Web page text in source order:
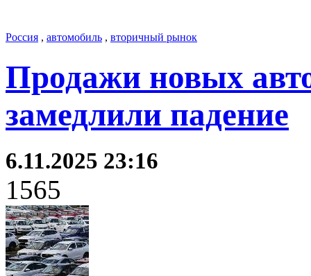
Россия , автомобиль , вторичный рынок
Продажи новых
замедлили падение
6.11.2025 23:16
1565